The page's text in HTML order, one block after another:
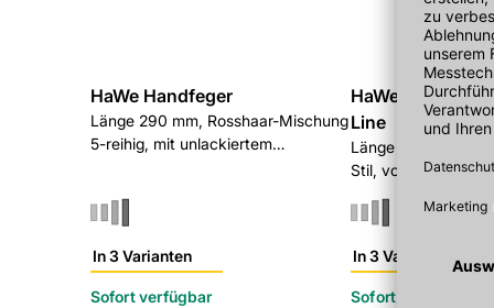
HaWe Handfeger
Länge 290 mm, Rosshaar-Mischung
5-reihig, mit unlackiertem
In 3 Varianten
Sofort verfügbar
HaWe
Line
Länge 200 mm,
Stil, voller Besatz
In 3 Varianten
Sofort verfügbar